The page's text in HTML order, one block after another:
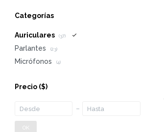
Categorías
Auriculares (37)
Parlantes (23)
Micrófonos (4)
Precio ($)
OK